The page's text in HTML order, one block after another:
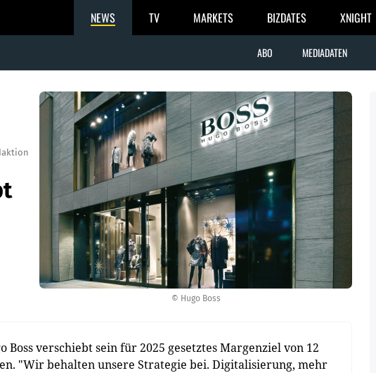
NEWS TV MARKETS BIZDATES XNIGHT
ABO MEDIADATEN
© Hugo Boss
Boss verschiebt sein für 2025 gesetztes Margenziel von 12
"Wir behalten unsere Strategie bei. Digitalisierung, mehr